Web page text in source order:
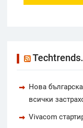
Нова
всички
Vivacom